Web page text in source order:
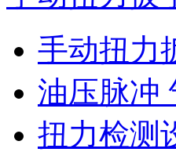
手动扭力
油压脉冲
扭力检测